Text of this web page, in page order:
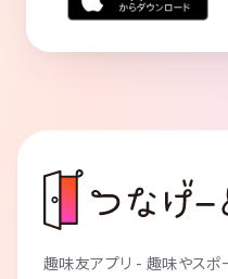
趣味友アプリ - 趣味やスポ